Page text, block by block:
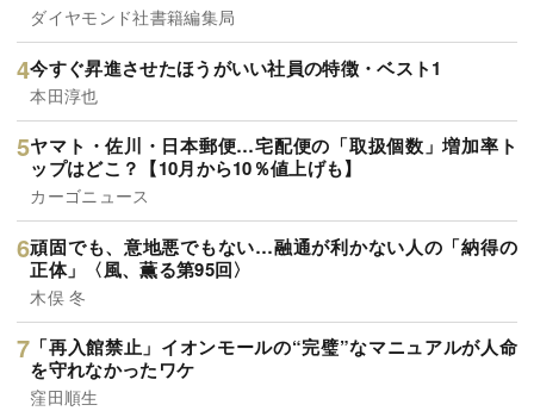
ダイヤモンド社書籍編集局
今すぐ昇進させたほうがいい社員の特徴・ベスト1
本田淳也
ヤマト・佐川・日本郵便…宅配便の「取扱個数」増加率ト
ップはどこ？【10月から10％値上げも】
カーゴニュース
頑固でも、意地悪でもない…融通が利かない人の「納得の
正体」〈風、薫る第95回〉
木俣 冬
「再入館禁止」イオンモールの“完璧”なマニュアルが人命
を守れなかったワケ
窪田順生